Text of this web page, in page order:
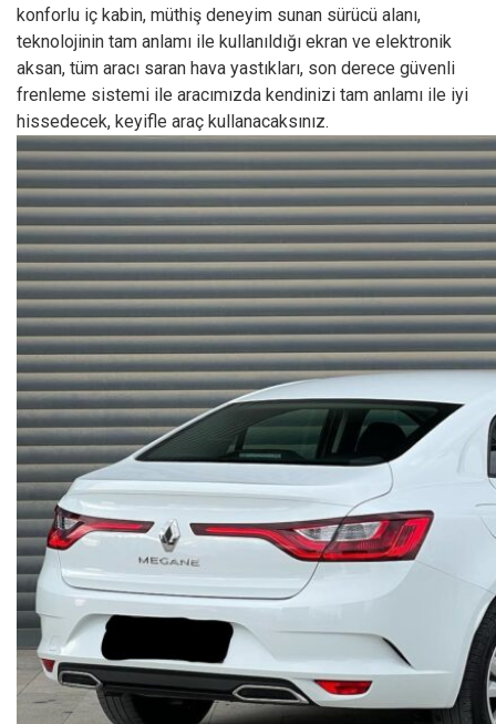
konforlu iç kabin, müthiş deneyim sunan sürücü alanı,
teknolojinin tam anlamı ile kullanıldığı ekran ve elektronik
aksan, tüm aracı saran hava yastıkları, son derece güvenli
frenleme sistemi ile aracımızda kendinizi tam anlamı ile iyi
hissedecek, keyifle araç kullanacaksınız.